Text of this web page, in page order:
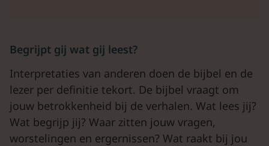
Begrijpt gij wat gij leest?
Interpretaties van anderen doen de bijbel en de
lezer per definitie tekort. De bijbel vraagt om
jouw betrokkenheid bij de verhalen. Wat lees jij?
Wat begrijp jij? Waar zitten jouw vragen,
worstelingen en ergernissen? Wat raakt bij jou